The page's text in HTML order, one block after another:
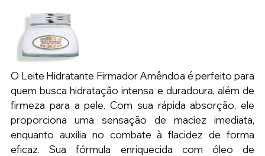
O Leite Hidratante Firmador Amêndoa é perfeito para
quem busca hidratação intensa e duradoura, além de
firmeza para a pele. Com sua rápida absorção, ele
proporciona uma sensação de maciez imediata,
enquanto auxilia no combate à flacidez de forma
eficaz. Sua fórmula enriquecida com óleo de